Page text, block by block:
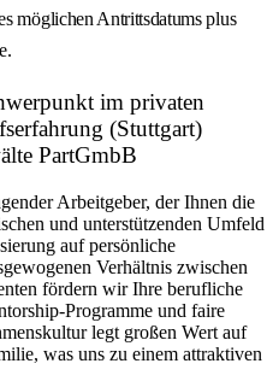
möglichen Antrittsdatums plus
im privaten
(Stuttgart)
PartGmbB
Arbeitgeber, der Ihnen die
und unterstützenden Umfeld
auf persönliche
Verhältnis zwischen
fördern wir Ihre berufliche
Programme und faire
legt großen Wert auf
was uns zu einem attraktiven